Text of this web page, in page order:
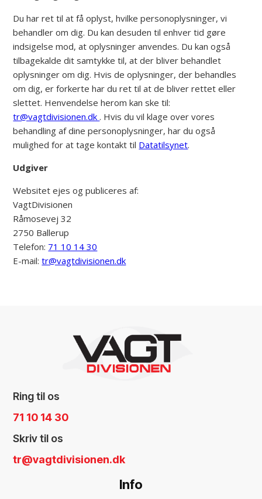
Du har ret til at få oplyst, hvilke personoplysninger, vi
behandler om dig. Du kan desuden til enhver tid gøre
indsigelse mod, at oplysninger anvendes. Du kan også
tilbagekalde dit samtykke til, at der bliver behandlet
oplysninger om dig. Hvis de oplysninger, der behandles
om dig, er forkerte har du ret til at de bliver rettet eller
slettet. Henvendelse herom kan ske til:
tr@vagtdivisionen.dk. Hvis du vil klage over vores
behandling af dine personoplysninger, har du også
mulighed for at tage kontakt til Datatilsynet.
Udgiver
Websitet ejes og publiceres af:
VagtDivisionen
Råmosevej 32
2750 Ballerup
Telefon: 71 10 14 30
E-mail:tr@vagtdivisionen.dk
Ring til os
71 10 14 30
Skriv til os
tr@vagtdivisionen.dk
Info